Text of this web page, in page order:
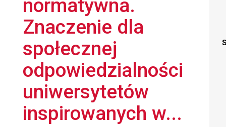
normatywna.
Znaczenie dla
społecznej
odpowiedzialności
uniwersytetów
inspirowanych w...